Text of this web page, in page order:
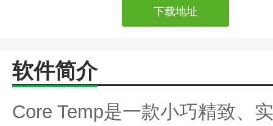
下载地址
软件简介
Core Temp是一款小巧精致、